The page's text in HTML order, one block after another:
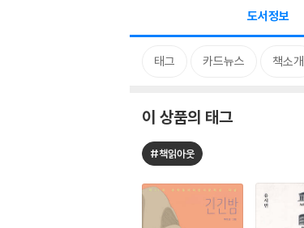
도서정보
태그 카드뉴스 책소개
이 상품의 태그
#책읽아웃